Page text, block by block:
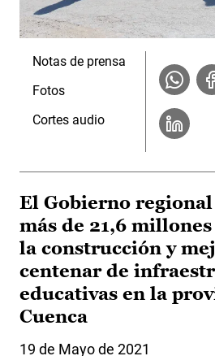
Notas de prensa
Fotos
Cortes audio
El Gobierno
más de 21,6
la construcción y
centenar de
educativas en la
Cuenca
19 de Mayo de 2021